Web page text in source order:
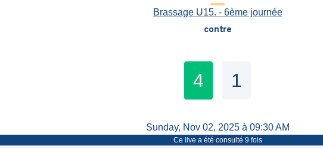
Brassage U15. - 6ème journée
contre
4 1
Sunday, Nov 02, 2025 à 09:30 AM
Ce live a été consulté 9 fois